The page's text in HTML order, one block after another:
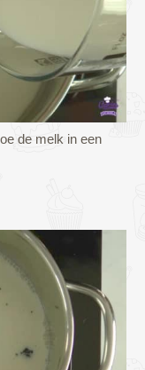
de melk in een